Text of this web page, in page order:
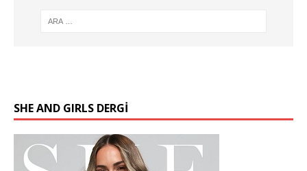
SHE AND GIRLS DERGİ